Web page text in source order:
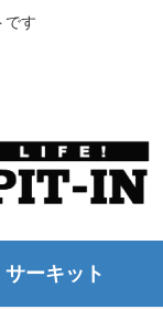
です
サーキット